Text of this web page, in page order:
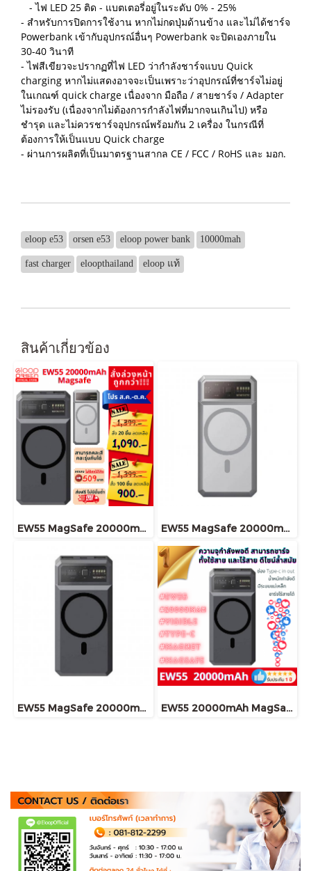
- ไฟ LED 25 ติด - แบตเตอรี่อยู่ในระดับ 0% - 25%
- สำหรับการปิดการใช้งาน หากไม่กดปุ่มด้านข้าง และไม่ได้ชาร์จ
Powerbank เข้ากับอุปกรณ์อื่นๆ Powerbank จะปิดเองภายใน
30-40 วินาที
- ไฟสีเขียวจะปรากฏที่ไฟ LED ว่ากำลังชาร์จแบบ Quick
charging หากไม่แสดงอาจจะเป็นเพราะว่าอุปกรณ์ที่ชาร์จไม่อยู่
ในเกณฑ์ quick charge เนื่องจาก มือถือ / สายชาร์จ / Adapter
ไม่รองรับ (เนื่องจากไม่ต้องการกำลังไฟที่มากจนเกินไป) หรือ
ชำรุด และไม่ควรชาร์จอุปกรณ์พร้อมกัน 2 เครื่อง ในกรณีที่
ต้องการให้เป็นแบบ Quick charge
- ผ่านการผลิตที่เป็นมาตรฐานสากล CE / FCC / RoHS และ มอก.
eloop e53 orsen e53 eloop power bank 10000mah
fast charger eloopthailand eloop แท้
สินค้าเกี่ยวข้อง
EW55 MagSafe 20000mAh EW55 MagSafe 20000mAh
EW55 MagSafe 20000mAh EW55 20000mAh MagSafe 20W